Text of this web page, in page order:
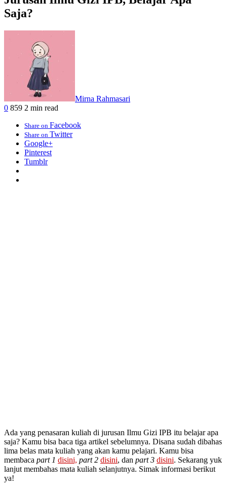
Saja?
Mirna Rahmasari
0 859 2 min read
Share on Facebook
Share on Twitter
Google+
Pinterest
Tumblr
Ada yang penasaran kuliah di jurusan Ilmu Gizi IPB itu belajar apa
saja? Kamu bisa baca tiga artikel sebelumnya. Disana sudah dibahas
lima belas mata kuliah yang akan kamu pelajari. Kamu bisa
membaca part 1 disini, part 2 disini, dan part 3 disini. Sekarang yuk
lanjut membahas mata kuliah selanjutnya. Simak informasi berikut
ya!